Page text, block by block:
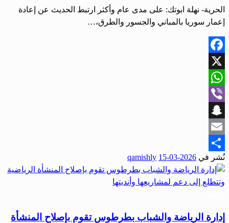
الحرية- نهلة ابوتك: على مدى عام وأكثر ارتبط الحديث عن إعادة
إعمار سوريا بالمباني والجسور والطرق،…
Facebook
X
WhatsApp
Viber
Snapchat
Email
Share
نُشر في 2026-03-15
qamishly
إدارة الرياضة والشباب بطرطوس تقوم بإصلاح المنشأة